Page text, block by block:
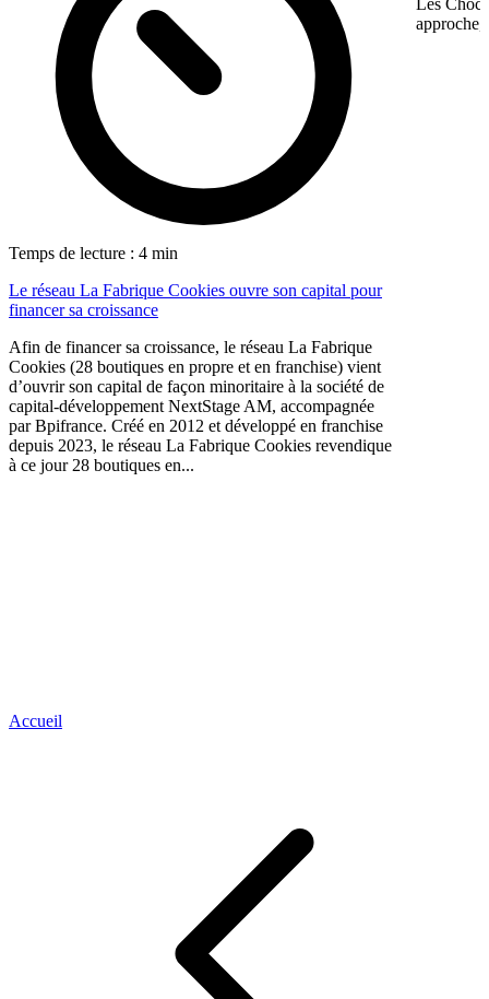
Temps de lecture : 4 min
Le réseau La Fabrique Cookies ouvre son capital pour
financer sa croissance
Afin de financer sa croissance, le réseau La Fabrique
Cookies (28 boutiques en propre et en franchise) vient
d’ouvrir son capital de façon minoritaire à la société de
capital-développement NextStage AM, accompagnée
par Bpifrance. Créé en 2012 et développé en franchise
depuis 2023, le réseau La Fabrique Cookies revendique
à ce jour 28 boutiques en...
Les
approche,
Accueil